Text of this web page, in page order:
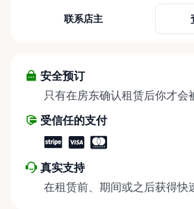
At Cody Party Rentals, we
about more than just saving
helping people enjoy more for
share instead of buy, we’re all
make things easier on Mother
联系店主
安全预订
只有在房东确认租赁后你才会
受信任的支付
真实支持
在租赁前、期间或之后获得快